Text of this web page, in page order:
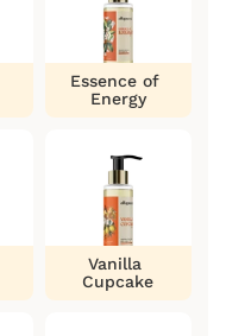
Essence of
Energy
Vanilla
Cupcake